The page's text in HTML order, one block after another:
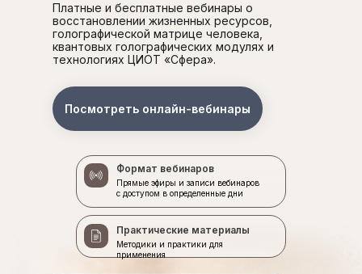
Посмотреть онлайн-вебинары
Прямые эфиры и записи вебинаров
с доступом в определенные дни
Методики и практики для
применения
Формат вебинаров
Практические материалы
Платные и бесплатные вебинары о
восстановлении жизненных ресурсов,
голографической матрице человека,
квантовых голографических модулях и
технологиях ЦИОТ «Сфера».